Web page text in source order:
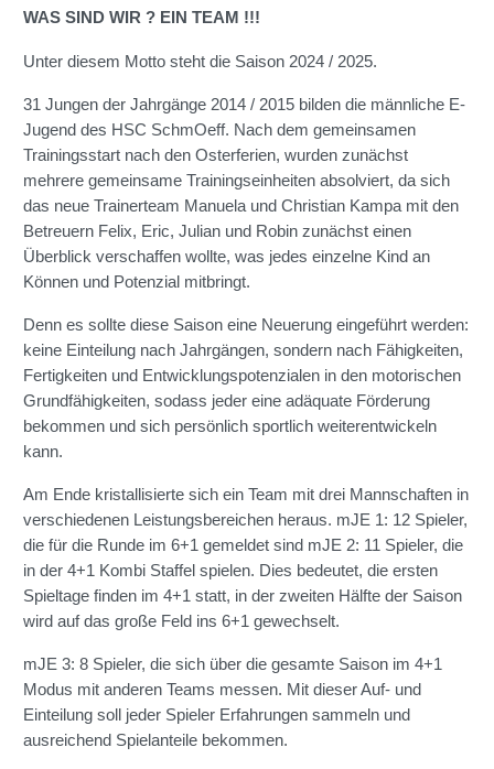
WAS SIND WIR ? EIN TEAM !!!
Unter diesem Motto steht die Saison 2024 / 2025.
31 Jungen der Jahrgänge 2014 / 2015 bilden die männliche E-
Jugend des HSC SchmOeff. Nach dem gemeinsamen
Trainingsstart nach den Osterferien, wurden zunächst
mehrere gemeinsame Trainingseinheiten absolviert, da sich
das neue Trainerteam Manuela und Christian Kampa mit den
Betreuern Felix, Eric, Julian und Robin zunächst einen
Überblick verschaffen wollte, was jedes einzelne Kind an
Können und Potenzial mitbringt.
Denn es sollte diese Saison eine Neuerung eingeführt werden:
keine Einteilung nach Jahrgängen, sondern nach Fähigkeiten,
Fertigkeiten und Entwicklungspotenzialen in den motorischen
Grundfähigkeiten, sodass jeder eine adäquate Förderung
bekommen und sich persönlich sportlich weiterentwickeln
kann.
Am Ende kristallisierte sich ein Team mit drei Mannschaften in
verschiedenen Leistungsbereichen heraus. mJE 1: 12 Spieler,
die für die Runde im 6+1 gemeldet sind mJE 2: 11 Spieler, die
in der 4+1 Kombi Staffel spielen. Dies bedeutet, die ersten
Spieltage finden im 4+1 statt, in der zweiten Hälfte der Saison
wird auf das große Feld ins 6+1 gewechselt.
mJE 3: 8 Spieler, die sich über die gesamte Saison im 4+1
Modus mit anderen Teams messen. Mit dieser Auf- und
Einteilung soll jeder Spieler Erfahrungen sammeln und
ausreichend Spielanteile bekommen.